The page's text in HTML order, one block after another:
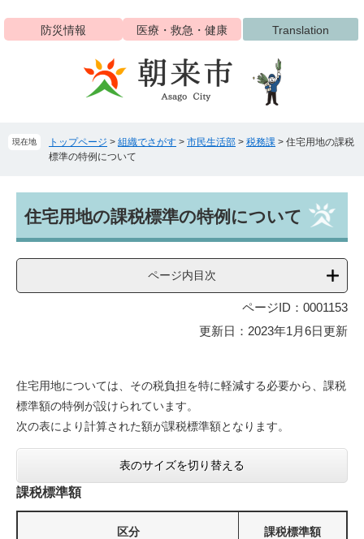
ジ
ュ
防災情報 医療・救急・健康 Translation
現在地 トップページ > 組織でさがす > 市民生活部 > 税務課 > 住宅用地の課税
標準の特例について
文住宅用地の課税標準の特例について
ページ内目次
ページID：0001153
更新日：2023年1月6日更新
住宅用地については、その税負担を特に軽減する必要から、課税
標準額の特例が設けられています。
次の表により計算された額が課税標準額となります。
表のサイズを切り替える
課税標準額
区分 課税標準額